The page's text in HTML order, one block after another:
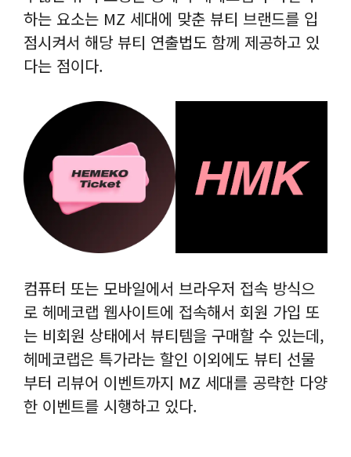
하는 요소는 MZ 세대에 맞춘 뷰티 브랜드를 입
점시켜서 해당 뷰티 연출법도 함께 제공하고 있
다는 점이다.
컴퓨터 또는 모바일에서 브라우저 접속 방식으
로 헤메코랩 웹사이트에 접속해서 회원 가입 또
는 비회원 상태에서 뷰티템을 구매할 수 있는데,
헤메코랩은 특가라는 할인 이외에도 뷰티 선물
부터 리뷰어 이벤트까지 MZ 세대를 공략한 다양
한 이벤트를 시행하고 있다.